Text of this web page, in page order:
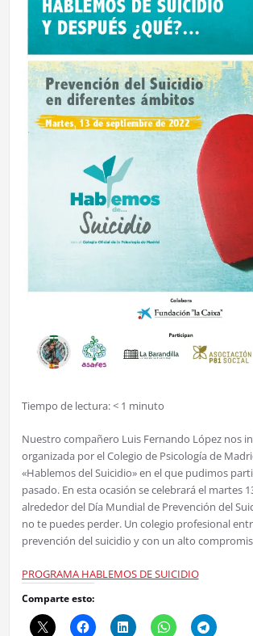
Tiempo de lectura:< 1 minuto
Nuestro compañero Luis Fernando López nos
organizada por el Colegio de Psicología de
«Hablemos del Suicidio» en el que pudimos
pasado. En esta ocasión se celebrará el martes
alrededor del Día Mundial de Prevención del
no te puedes perder. Un colegio profesional
prevención del suicidio y con un alto
PROGRAMA HABLEMOS DE SUICIDIO
Comparte esto: